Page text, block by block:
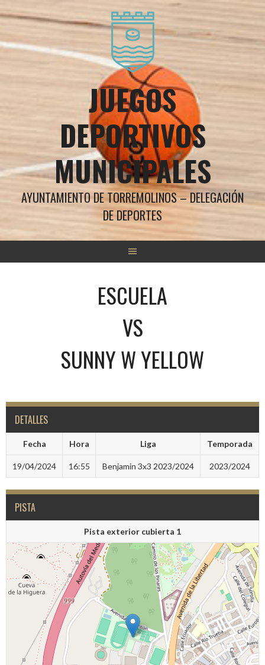
al
JUEGOS
DEPORTIVOS
MUNICIPALES
AYUNTAMIENTO DE TORREMOLINOS – DELEGACIÓN
DE DEPORTES
ESCUELA
VS
SUNNY W YELLOW
DETALLES
Fecha Hora Liga Temporada
19/04/2024 16:55 Benjamin 3x3 2023/2024 2023/2024
PISTA
Pista exterior cubierta 1